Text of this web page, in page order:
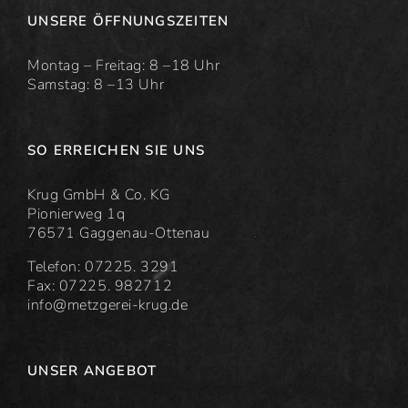
UNSERE ÖFFNUNGSZEITEN
Montag – Freitag: 8 –18 Uhr
Samstag: 8 –13 Uhr
SO ERREICHEN SIE UNS
Krug GmbH & Co. KG
Pionierweg 1q
76571 Gaggenau-Ottenau
Telefon: 07225. 3291
Fax: 07225. 982712
info@metzgerei-krug.de
UNSER ANGEBOT